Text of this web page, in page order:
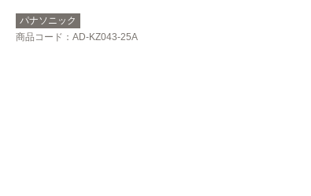
パナソニック
商品コード ：AD-KZ043-25A